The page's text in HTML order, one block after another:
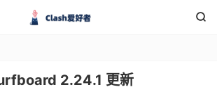

2.24.1 更新